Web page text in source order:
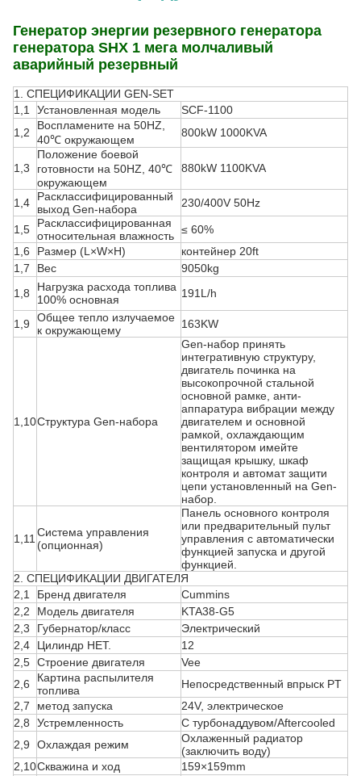
Генератор энергии резервного генератора
генератора SHX 1 мега молчаливый
аварийный резервный
1. СПЕЦИФИКАЦИИ GEN-SET
1,1
Установленная модель
SCF-1100
1,2
Воспламените на 50HZ,
40℃ окружающем
800kW 1000KVA
1,3
Положение боевой
готовности на 50HZ, 40℃
окружающем
880kW 1100KVA
1,4
Расклассифицированный
выход Gen-набора
230/400V 50Hz
1,5
Расклассифицированная
относительная влажность ≤ 60%
1,6
Размер (L×W×H)
контейнер 20ft
1,7
Вес
9050kg
1,8
Нагрузка расхода топлива
100% основная
191L/h
1,9
Общее тепло излучаемое
к окружающему
163KW
1,10Структура Gen-набора
Gen-набор принять
интегративную структуру,
двигатель починка на
высокопрочной стальной
основной рамке, анти-
аппаратура вибрации между
двигателем и основной
рамкой, охлаждающим
вентилятором имейте
защищая крышку, шкаф
контроля и автомат защити
цепи установленный на Gen-
набор.
1,11 Система управления
(опционная)
Панель основного контроля
или предварительный пульт
управления с автоматически
функцией запуска и другой
функцией.
2. СПЕЦИФИКАЦИИ ДВИГАТЕЛЯ
2,1
Бренд двигателя
Cummins
2,2
Модель двигателя
KTA38-G5
2,3
Губернатор/класс
Электрический
2,4
Цилиндр НЕТ.
12
2,5 Строение двигателя
Vee
2,6
Картина распылителя
топлива
Непосредственный впрыск PT
2,7
метод запуска
24V, электрическое
2,8
Устремленность
С турбонаддувом/Aftercooled
2,9
Охлаждая режим
Охлаженный радиатор
(заключить воду)
2,10Скважина и ход
159×159mm